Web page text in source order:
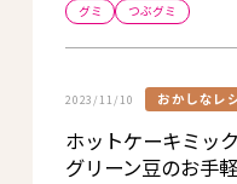
グミ つぶグミ
2023/11/10 おかしなレ
ホットケーキミッ
グリーン豆のお手